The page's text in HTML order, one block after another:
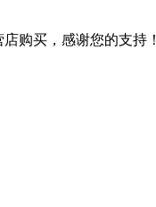
购买，感谢您的支持！